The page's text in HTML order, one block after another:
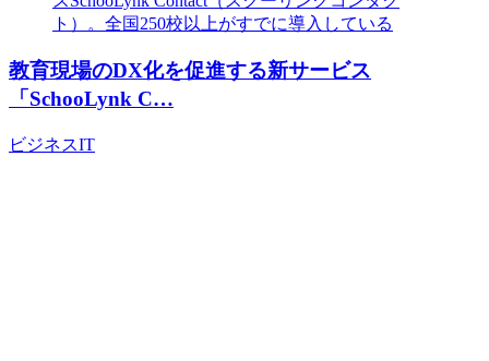
教育現場のDX化を促進する新サービス
「SchooLynk C…
ビジネスIT